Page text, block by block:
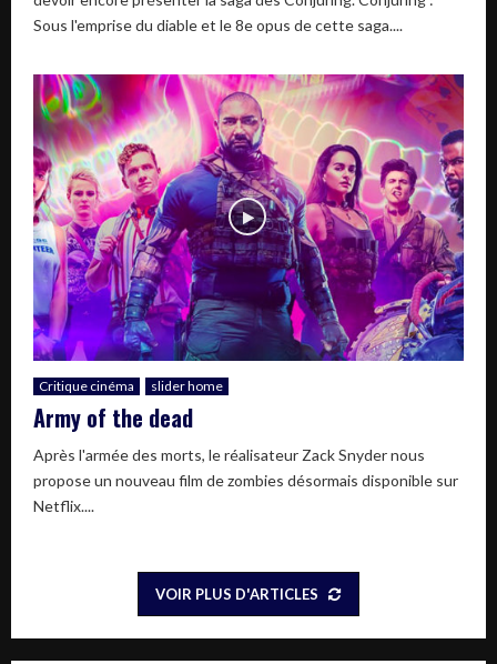
Sous l'emprise du diable et le 8e opus de cette saga....
Critique cinéma slider home
Army of the dead
Après l'armée des morts, le réalisateur Zack Snyder nous
propose un nouveau film de zombies désormais disponible sur
Netflix....
VOIR PLUS D'ARTICLES